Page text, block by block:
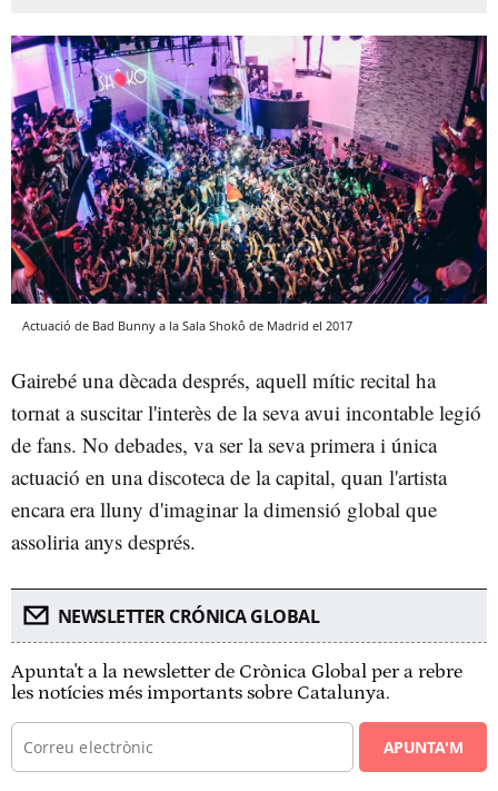
Actuació de Bad Bunny a la Sala Shokô de Madrid el 2017
Gairebé una dècada després, aquell mític recital ha
tornat a suscitar l'interès de la seva avui incontable legió
de fans. No debades, va ser la seva primera i única
actuació en una discoteca de la capital, quan l'artista
encara era lluny d'imaginar la dimensió global que
assoliria anys després.
NEWSLETTER CRÓNICA GLOBAL
Apunta't a la newsletter de Crònica Global per a rebre
les notícies més importants sobre Catalunya.
APUNTA'M